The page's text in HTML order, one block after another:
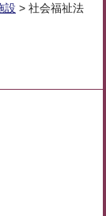
設 > 社会福祉法